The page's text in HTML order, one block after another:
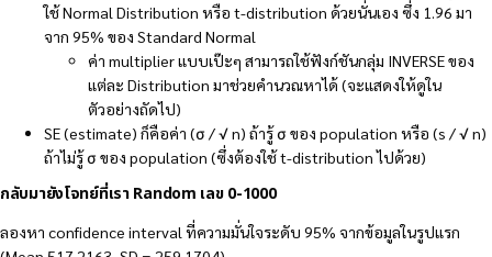
ใช้ Normal Distribution หรือ t-distribution ด้วยนั่นเอง ซึ่ง 1.96 มา
จาก 95% ของ Standard Normal
ค่า multiplier แบบเป๊ะๆ สามารถใช้ฟังก์ชันกลุ่ม INVERSE ของ
แต่ละ Distribution มาช่วยคำนวณหาได้ (จะแสดงให้ดูใน
ตัวอย่างถัดไป)
SE (estimate) ก็คือค่า (σ / √ n) ถ้ารู้ σ ของ population หรือ (s / √ n)
ถ้าไม่รู้ σ ของ population (ซึ่งต้องใช้ t-distribution ไปด้วย)
กลับมายังโจทย์ที่เรา Random เลข 0-1000
ลองหา confidence interval ที่ความมั่นใจระดับ 95% จากข้อมูลในรูปแรก